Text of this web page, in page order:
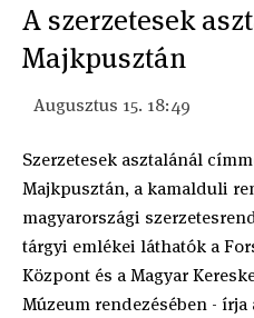
A szerzetesek
Majkpusztán
Augusztus 15. 18:49
Szerzetesek asztalánál
Majkpusztán, a kamalduli
magyarországi
tárgyi emlékei láthatók a
Központ és a Magyar
Múzeum rendezésében -